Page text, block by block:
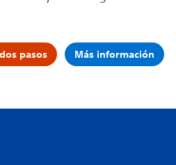
pasos Más información